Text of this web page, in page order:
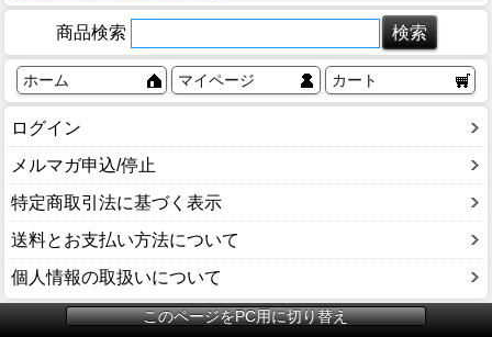
商品検索
ホーム マイページ カート
ログイン
メルマガ申込/停止
特定商取引法に基づく表示
送料とお支払い方法について
個人情報の取扱いについて
このページをPC用に切り替え